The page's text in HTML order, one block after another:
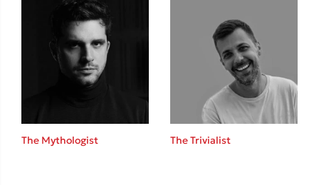
Ιωάννης Γλωσσόπουλος
Ένας γίγαντας στο σχολείο
Δανάη Δεληγεώργη
The Mythologist The Trivialist